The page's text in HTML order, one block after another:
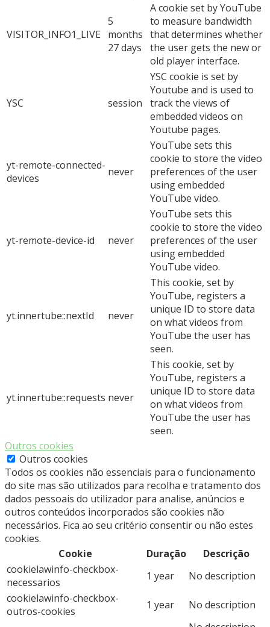
VISITOR_INFO1_LIVE
5
months
27 days
A cookie set by YouTube
to measure bandwidth
that determines whether
the user gets the new or
old player interface.
YSC session
YSC cookie is set by
Youtube and is used to
track the views of
embedded videos on
Youtube pages.
yt-remote-connected-
devices
never
YouTube sets this
cookie to store the video
preferences of the user
using embedded
YouTube video.
yt-remote-device-id never
YouTube sets this
cookie to store the video
preferences of the user
using embedded
YouTube video.
yt.innertube::nextId never
This cookie, set by
YouTube, registers a
unique ID to store data
on what videos from
YouTube the user has
seen.
yt.innertube::requests never
This cookie, set by
YouTube, registers a
unique ID to store data
on what videos from
YouTube the user has
seen.
Outros cookies
Outros cookies
Todos os cookies não essenciais para o funcionamento
do site mas são utilizados para recolha e tratamento dos
dados pessoais do utilizador para analise, anúncios e
outros conteúdos incorporados são cookies não
necessários. Fica ao seu critério consentir ou não estes
cookies.
Cookie
Duração
Descrição
cookielawinfo-checkbox-
necessarios
1 year
No description
cookielawinfo-checkbox-
outros-cookies
1 year No description